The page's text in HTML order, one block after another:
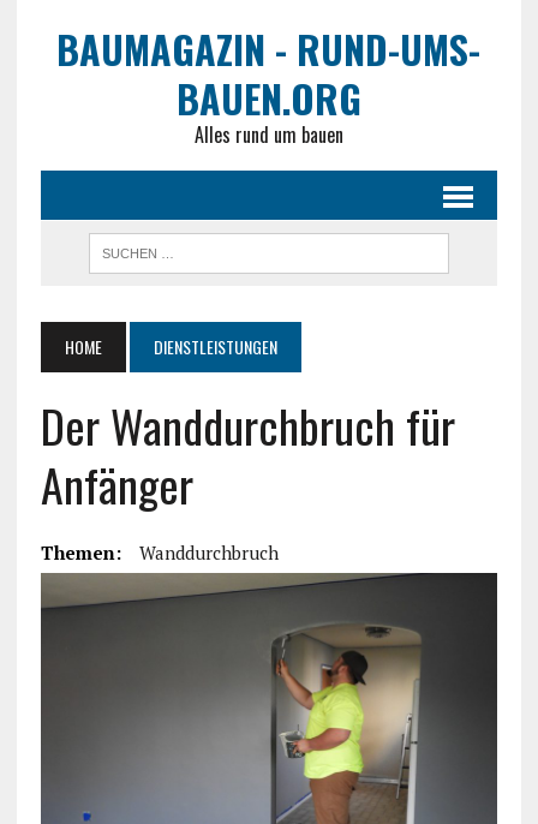
BAUMAGAZIN - RUND-UMS-
BAUEN.ORG
Alles rund um bauen
HOME DIENSTLEISTUNGEN
Der Wanddurchbruch für
Anfänger
Themen: Wanddurchbruch